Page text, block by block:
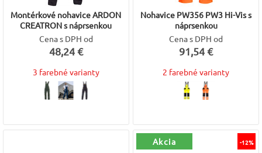
Montérkové nohavice ARDON
CREATRON s náprsenkou
Cena s DPH od
48,24 €
3 farebné varianty
Nohavice PW356 PW3 Hi-Vis s
náprsenkou
Cena s DPH od
91,54 €
2 farebné varianty
-12%
Akcia